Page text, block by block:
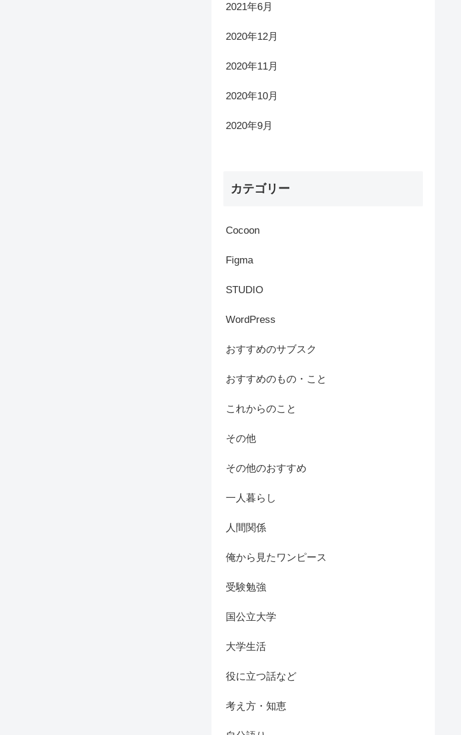
2021年6月
2020年12月
2020年11月
2020年10月
2020年9月
カテゴリー
Cocoon
Figma
STUDIO
WordPress
おすすめのサブスク
おすすめのもの・こと
これからのこと
その他
その他のおすすめ
一人暮らし
人間関係
俺から見たワンピース
受験勉強
国公立大学
大学生活
役に立つ話など
考え方・知恵